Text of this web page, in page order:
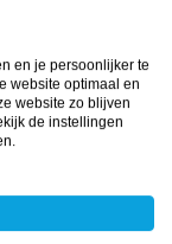
meer
en je persoonlijker te
website optimaal en
website zo blijven
de instellingen